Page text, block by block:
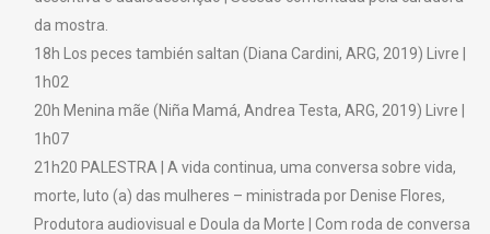
da mostra.
18h Los peces también saltan (Diana Cardini, ARG, 2019) Livre |
1h02
20h Menina mãe (Niña Mamá, Andrea Testa, ARG, 2019) Livre |
1h07
21h20 PALESTRA | A vida continua, uma conversa sobre vida,
morte, luto (a) das mulheres – ministrada por Denise Flores,
Produtora audiovisual e Doula da Morte | Com roda de conversa